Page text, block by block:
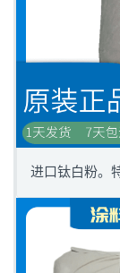
进口钛白粉。